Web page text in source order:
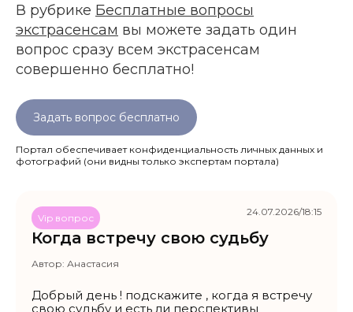
В рубрике Бесплатные вопросы
экстрасенсам вы можете задать один
вопрос сразу всем экстрасенсам
совершенно бесплатно!
Задать вопрос бесплатно
Портал обеспечивает конфиденциальность личных данных и
фотографий (они видны только экспертам портала)
Когда встречу свою судьбу
Vip вопрос
Автор: Анастасия
Добрый день ! подскажите , когда я встречу
свою судьбу и есть ли перспективы
24.07.2026/18:15